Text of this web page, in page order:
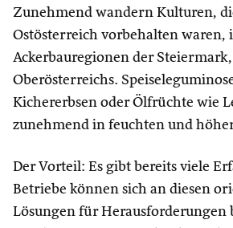
Zunehmend wandern Kulturen,
Ostösterreich vorbehalten waren,
Ackerbauregionen der
Oberösterreichs.
Kichererbsen oder Ölfrüchte wie
zunehmend in feuchten und
Der Vorteil: Es gibt bereits viele
Betriebe können sich an diesen
Lösungen für Herausforderungen